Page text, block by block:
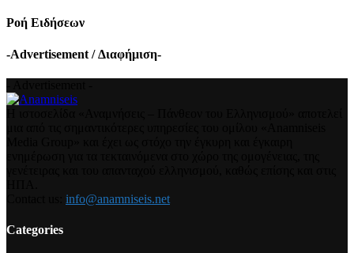
Ροή Ειδήσεων
-Advertisement / Διαφήμιση-
info@anamniseis.net
Categories